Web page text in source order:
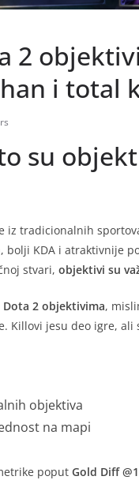
2
i total
su
iz tradicionalnih
bolji KDA i atraktivnije
stvari, objektivi su
Dota 2 objektivima,
Killovi jesu deo igre,
objektiva
na mapi
poput Gold Diff